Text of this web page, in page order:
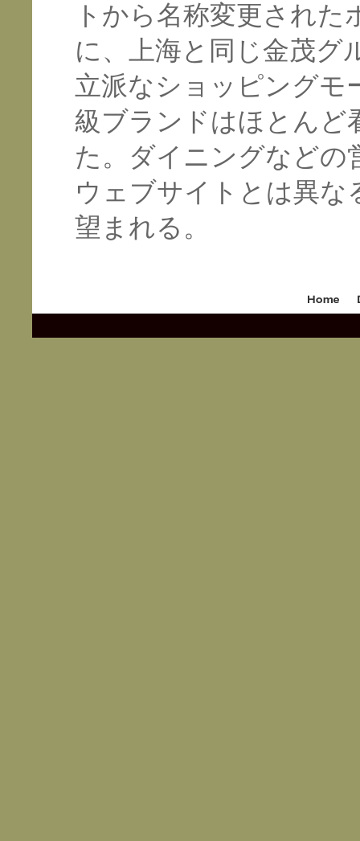
トから名称変更され
に、上海と同じ金茂グ
立派なショッピングモ
級ブランドはほとんど
た。ダイニングなどの
ウェブサイトとは異な
望まれる。